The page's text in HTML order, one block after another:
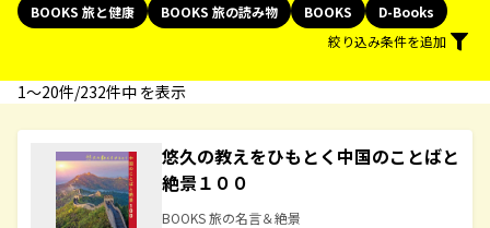
BOOKS 旅と健康
BOOKS 旅の読み物 BOOKS
D-Books
絞り込み条件を追加
1〜20件/232件中 を表示
悠久の教えをひもとく中国のことばと
絶景１００
BOOKS 旅の名言＆絶景